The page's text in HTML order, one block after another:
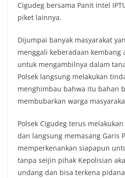
Cigudeg bersama Panit intel
piket lainnya.
Dijumpai banyak masyarakat
menggali keberadaan
untuk mengambilnya dalam
Polsek langsung melakukan
menghimbau bahwa itu bahan
membubarkan warga
Polsek Cigudeg terus
dan langsung memasang Garis
memperkenankan siapapun
tanpa seijin pihak Kepolisian
undang dan bisa terkena